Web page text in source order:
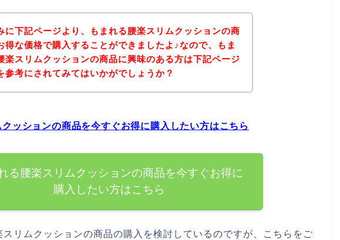
に下記ページより、もまれる腰楽スリムクッションの商
得な価格で購入することができましたよ♪なので、もま
楽スリムクッションの商品に興味のある方は下記ページ
参考にされてみてはいかがでしょうか？
ッションの商品を今すぐお得に購入したい方はこちら
る腰楽スリムクッションの商品を今すぐお得に
購入したい方はこちら
リムクッションの商品の購入を検討しているのですが、こちらをご